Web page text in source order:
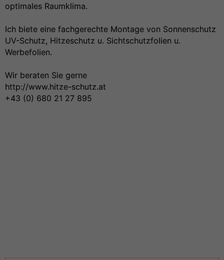
optimales Raumklima.
Ich biete eine fachgerechte Montage von Sonnenschutz
UV-Schutz, Hitzeschutz u. Sichtschutzfolien u.
Werbefolien.
Wir beraten Sie gerne
http://www.hitze-schutz.at
+43 (0) 680 21 27 895